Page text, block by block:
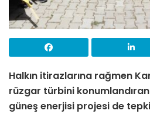
Halkın itirazlarına rağmen
rüzgar türbini konumlandıran
güneş enerjisi projesi de